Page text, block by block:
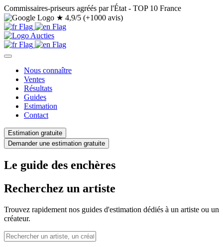
Commissaires-priseurs agréés par l'État - TOP 10 France
★ 4,9/5 (+1000 avis)
Nous connaître
Ventes
Résultats
Guides
Estimation
Contact
Estimation gratuite
Demander une estimation gratuite
Le guide des enchères
Recherchez un artiste
Trouvez rapidement nos guides d'estimation dédiés à un artiste ou un
créateur.